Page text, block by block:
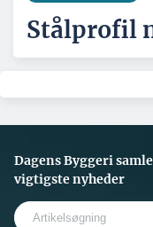
Stålprofil
Dagens Byggeri
vigtigste nyheder